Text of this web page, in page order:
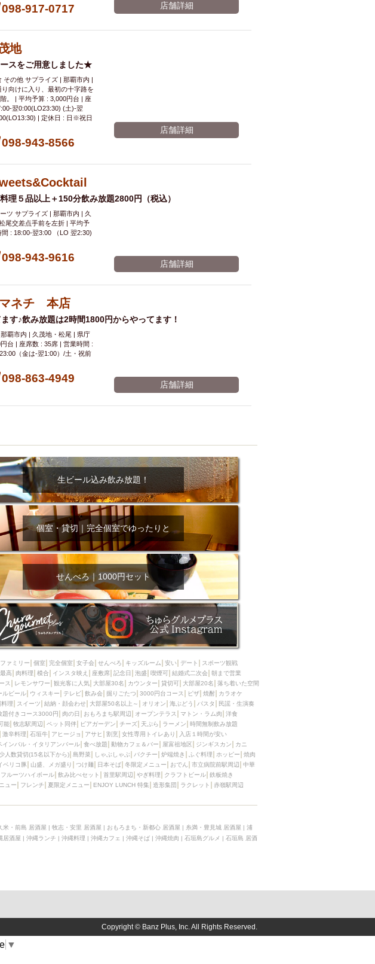
熱燗 生け簀 イタリアン
古島駅周辺
しゃぶしゃぶ パクチー 炉端焼き
ふぐ料理
つけ麺 日本そば
ク プレミアムフライデー
飲み比べセット 首里駅周辺
ズタッカルビ 奥武山公園駅周辺
造形集団
駅周辺
098-917-0717 店舗詳細
地
スをご用意しました★
その他 サプライズ | 那覇市内 |
向けに入り、最初の十字路を
。 | 平均予算 : 3,000円台 | 座
翌0:00(LO23:30) (土)-翌
| 定休日 : 日※祝日
098-943-8566
店舗詳細
理５品以上＋150分飲み放題2800円（税込）
ツ サプライズ | 那覇市内 | 久
尾交差点手前を左折 | 平均予
: 18:00-翌3:00 （LO 翌2:30)
098-943-9616 店舗詳細
ネチ 本店
す♪飲み放題は2時間1800円からやってます！
覇市内 | 久茂地・松尾 | 県庁
台 | 座席数 : 35席 | 営業時間 :
（金は-翌1:00）/土・祝前
098-863-4949 店舗詳細
生ビール込み飲み放題！
個室・貸切｜完全個室でゆったりと
せんべろ｜1000円セット
ファミリー 個室 完全個室 女子会 せんべろ キッズルーム 安い デート
スポーツ観戦
高 肉料理 模合 インスタ映え 座敷席 記念日 泡盛 喫煙可 結婚式二次会 朝まで営業
ス レモンサワー 観光客に人気 大部屋30名 カウンター 貸切可 大部屋20名
落ち着いた空間
ルビール ウィスキー テレビ 飲み会 掘りごたつ 3000円台コース ピザ 焼酎
カラオケ
理 スイーツ 結納・顔会わせ 大部屋50名以上～ オリオン 海ぶどう パスタ
民謡・生演奏
題付きコース3000円 肉の日 おもろまち駅周辺 オープンテラス マトン・ラム肉
洋食
能 牧志駅周辺 ペット同伴 ビアガーデン チーズ 天ぷら ラーメン
時間無制飲み放題
激辛料理 石垣牛 アヒージョ アサヒ 割烹 女性専用トイレあり
入店１時間が安い
インバル・イタリアンバール 食べ放題 動物カフェ＆バー 屋富祖地区 ジンギスカン
カニ
少人数貸切(15名以下から) 島野菜 しゃぶしゃぶ パクチー 炉端焼き ふぐ料理 ホッピー
焼肉
ベリコ豚 山盛、メガ盛り つけ麺 日本そば 冬限定メニュー おでん 市立病院前駅周辺
中華
フルーツハイボール 飲み比べセット 首里駅周辺 やぎ料理 クラフトビール 鉄板焼き
ュー フレンチ 夏限定メニュー ENJOY LUNCH 特集 造形集団 ラクレット
赤嶺駅周辺
米・前島 居酒屋 | 牧志・安里 居酒屋 | おもろまち・新都心 居酒屋 | 糸満・豊見城 居酒屋 | 浦
居酒屋 | 沖縄ランチ | 沖縄料理 | 沖縄カフェ | 沖縄そば | 沖縄焼肉 | 石垣島グルメ | 石垣島 居酒
Copyright © Banz Plus, Inc. All Rights Reserved.
▼